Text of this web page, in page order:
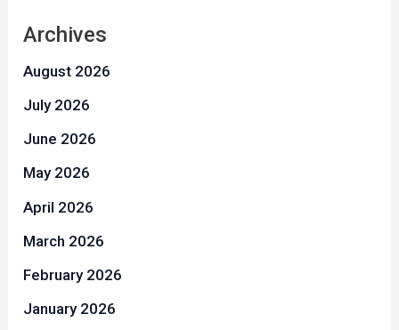
Archives
August 2026
July 2026
June 2026
May 2026
April 2026
March 2026
February 2026
January 2026